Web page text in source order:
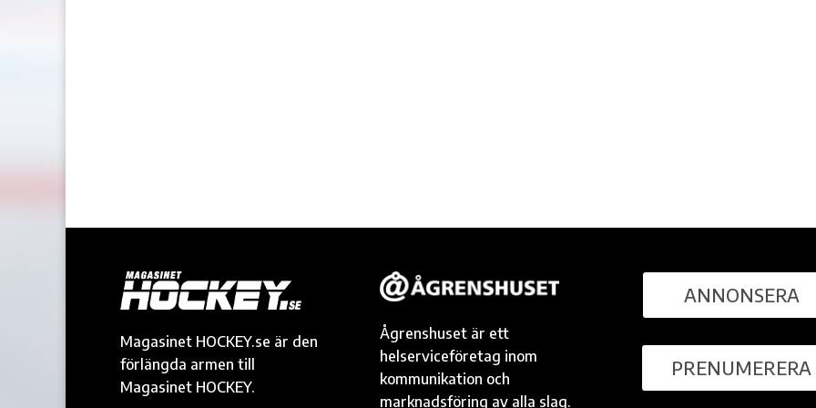
Magasinet HOCKEY.se är den
förlängda armen till
Magasinet HOCKEY.
Ågrenshuset är ett
helserviceföretag inom
kommunikation och
marknadsföring av alla slag.
ANNONSERA
PRENUMERERA